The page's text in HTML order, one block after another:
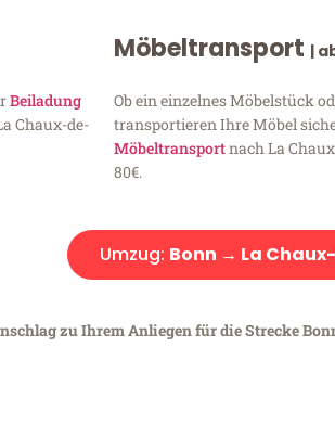
Beiladung
Chaux-de-
Möbeltransport |
Ob ein einzelnes Möbelstück
transportieren Ihre Möbel
Möbeltransportnach La
80€.
Umzug: Bonn → La
zu Ihrem Anliegen für die Strecke